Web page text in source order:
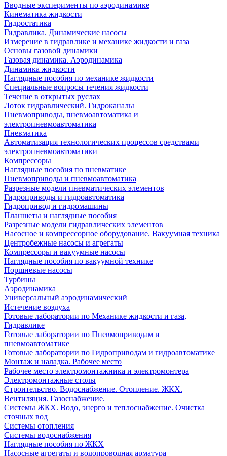
Вводные эксперименты по аэродинамике
Кинематика жидкости
Гидростатика
Гидравлика. Динамические насосы
Измерение в гидравлике и механике жидкости и газа
Основы газовой динамики
Газовая динамика. Аэродинамика
Динамика жидкости
Наглядные пособия по механике жидкости
Специальные вопросы течения жидкости
Течение в открытых руслах
Лоток гидравлический. Гидроканалы
Пневмоприводы, пневмоавтоматика и
электропневмоавтоматика
Пневматика
Автоматизация технологических процессов средствами
электропневмоавтоматики
Компрессоры
Наглядные пособия по пневматике
Пневмоприводы и пневмоавтоматика
Разрезные модели пневматических элементов
Гидроприводы и гидроавтоматика
Гидропривод и гидромашины
Планшеты и наглядные пособия
Разрезные модели гидравлических элементов
Насосное и компрессорное оборудование. Вакуумная техника
Центробежные насосы и агрегаты
Компрессоры и вакуумные насосы
Наглядные пособия по вакуумной технике
Поршневые насосы
Турбины
Аэродинамика
Универсальный аэродинамический
Истечение воздуха
Готовые лаборатории по Механике жидкости и газа,
Гидравлике
Готовые лаборатории по Пневмоприводам и
пневмоавтоматике
Готовые лаборатории по Гидроприводам и гидроавтоматике
Монтаж и наладка. Рабочее место
Рабочее место электромонтажника и электромонтера
Электромонтажные столы
Строительство. Водоснабжение. Отопление. ЖКХ.
Вентиляция. Газоснабжение.
Системы ЖКХ. Водо, энерго и теплоснабжение. Очистка
сточных вод
Системы отопления
Системы водоснабжения
Наглядные пособия по ЖКХ
Насосные агрегаты и водопроводная арматура